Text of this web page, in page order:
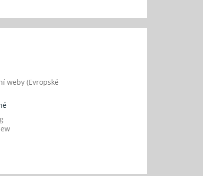
weby (Evropské